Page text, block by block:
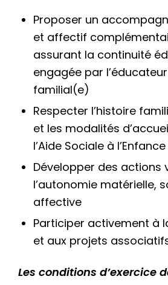
Proposer un
et affectif
assurant la continuité
engagée par
familial(e)
Respecter l’histoire
et les modalités
l’Aide Sociale à l’Enfance
Développer des actions
l’autonomie matérielle,
affective
Participer activement à
et aux projets
Les conditions d’exercice